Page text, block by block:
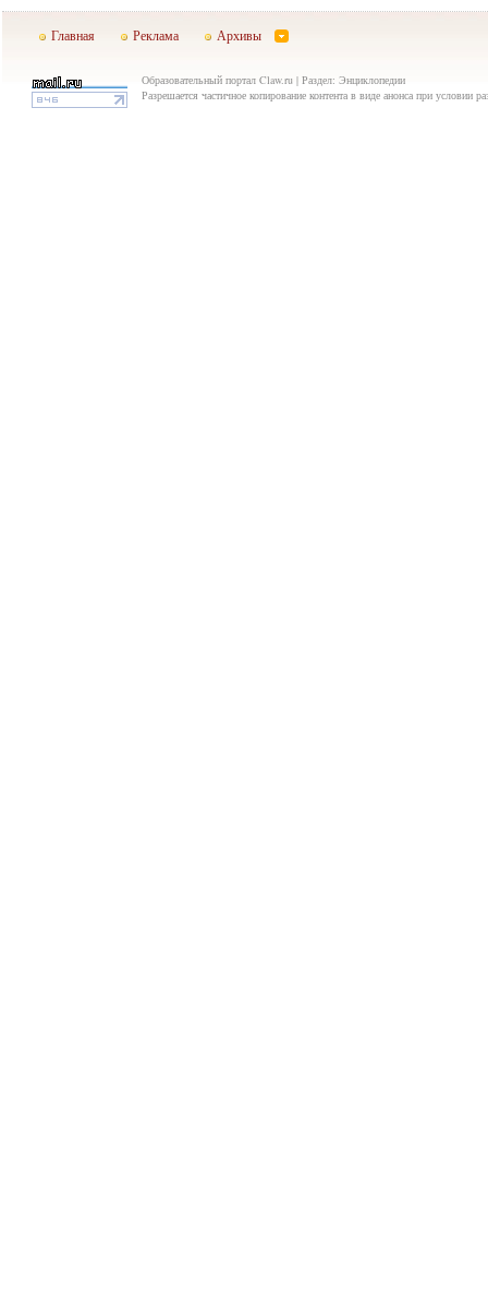
Главная Реклама Архивы
Образовательный портал Claw.ru | Раздел: Энциклопедии
Разрешается частичное копирование контента в виде анонса при условии